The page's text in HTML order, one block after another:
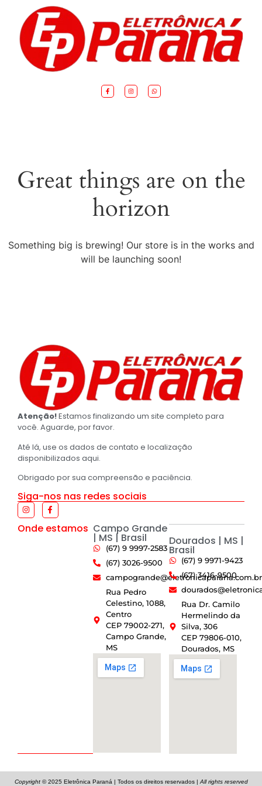
Great things are on the
horizon
Something big is brewing! Our store is in the works and
will be launching soon!
Atenção!Estamos finalizando um site completo para
você. Aguarde, por favor.
Até lá, use os dados de contato e localização
disponibilizados aqui.
Obrigado por sua compreensão e paciência.
Siga-nos nas redes sociais
Onde estamos Campo Grande
| MS | Brasil
(67) 9 9997-2583
(67) 3026-9500
campogrande@eletronicaparana.com.br
Rua Pedro
Celestino, 1088,
Centro
CEP 79002-271,
Campo Grande,
MS
Dourados | MS |
Brasil
(67) 9 9971-9423
(67) 3416-9500
Rua Dr. Camilo
Hermelindo da
Silva, 306
CEP 79806-010,
Dourados, MS
Copyright © 2025 Eletrônica Paraná | Todos os direitos reservados | All rights reserved